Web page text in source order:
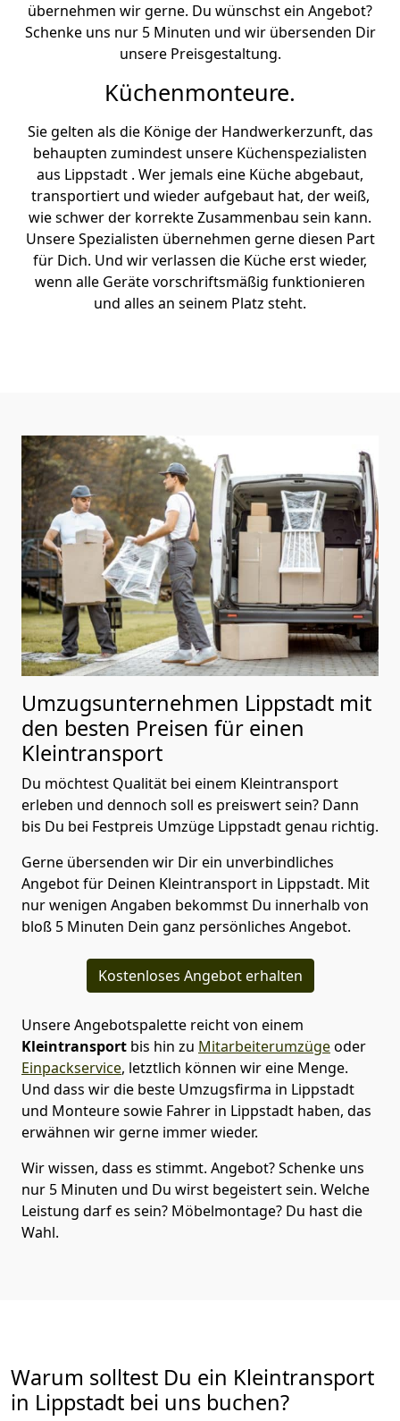
übernehmen wir gerne. Du wünschst ein Angebot?
Schenke uns nur 5 Minuten und wir übersenden Dir
unsere Preisgestaltung.
Küchenmonteure.
Sie gelten als die Könige der Handwerkerzunft, das
behaupten zumindest unsere Küchenspezialisten
aus Lippstadt . Wer jemals eine Küche abgebaut,
transportiert und wieder aufgebaut hat, der weiß,
wie schwer der korrekte Zusammenbau sein kann.
Unsere Spezialisten übernehmen gerne diesen Part
für Dich. Und wir verlassen die Küche erst wieder,
wenn alle Geräte vorschriftsmäßig funktionieren
und alles an seinem Platz steht.
Umzugsunternehmen Lippstadt mit
den besten Preisen für einen
Kleintransport
Du möchtest Qualität bei einem Kleintransport
erleben und dennoch soll es preiswert sein? Dann
bis Du bei Festpreis Umzüge Lippstadt genau richtig.
Gerne übersenden wir Dir ein unverbindliches
Angebot für Deinen Kleintransport in Lippstadt. Mit
nur wenigen Angaben bekommst Du innerhalb von
bloß 5 Minuten Dein ganz persönliches Angebot.
Kostenloses Angebot erhalten
Unsere Angebotspalette reicht von einem
Kleintransport bis hin zu Mitarbeiterumzügeoder
Einpackservice, letztlich können wir eine Menge.
Und dass wir die beste Umzugsfirma in Lippstadt
und Monteure sowie Fahrer in Lippstadt haben, das
erwähnen wir gerne immer wieder.
Wir wissen, dass es stimmt. Angebot? Schenke uns
nur 5 Minuten und Du wirst begeistert sein. Welche
Leistung darf es sein? Möbelmontage? Du hast die
Wahl.
Warum solltest Du ein Kleintransport
in Lippstadt bei uns buchen?